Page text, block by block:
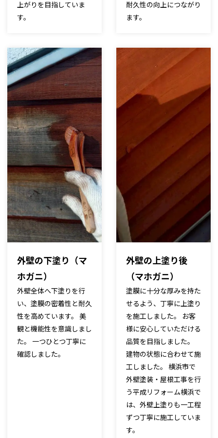
上がりを目指していま
す。
耐久性の向上につながり
ます。
外壁の下塗り（マ
ホガニ）
外壁全体へ下塗りを行
い、塗膜の密着性と耐久
性を高めています。 美
観と機能性を意識しまし
た。 一つひとつ丁寧に
確認しました。
外壁の上塗り後
（マホガニ）
塗膜に十分な厚みを持た
せるよう、丁寧に上塗り
を施工しました。 お客
様に安心していただける
品質を目指しました。
建物の状態に合わせて施
工しました。 横浜市で
外壁塗装・屋根工事を行
う平成リフォーム横浜で
は、外壁上塗りも一工程
ずつ丁寧に施工していま
す。